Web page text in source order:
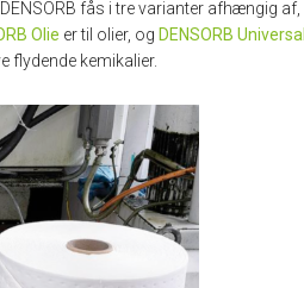
fås i tre varianter afhængig af,
Olie er til olier, og DENSORB Universal
flydende kemikalier.